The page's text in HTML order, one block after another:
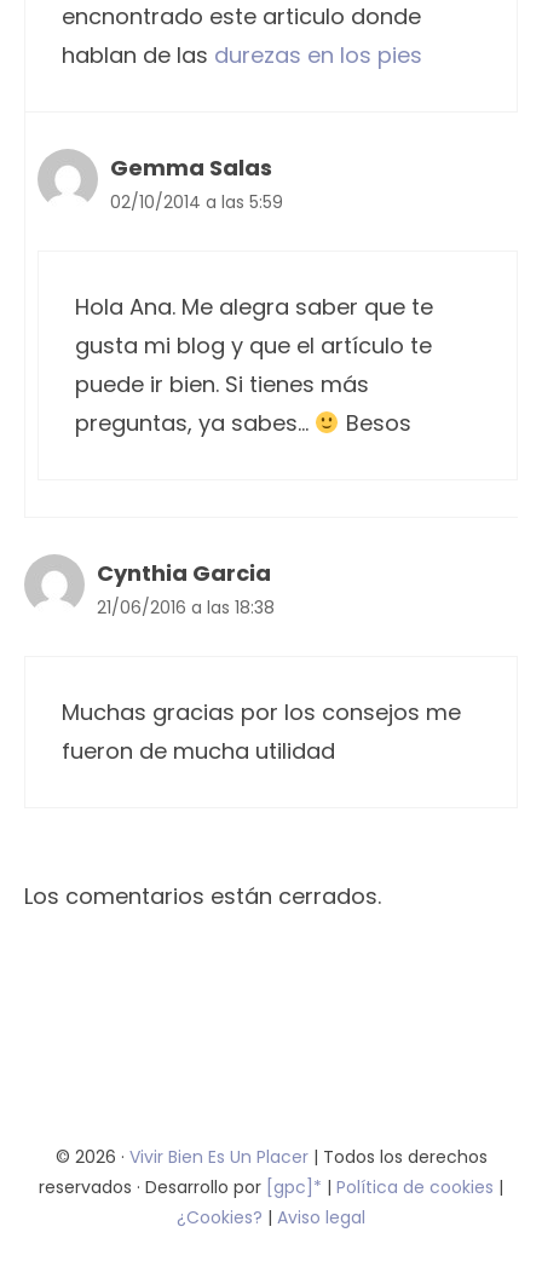
encnontrado este articulo donde
hablan de las durezas en los pies
Gemma Salas
02/10/2014 a las 5:59
Hola Ana. Me alegra saber que te
gusta mi blog y que el artículo te
puede ir bien. Si tienes más
preguntas, ya sabes…
Besos
Cynthia Garcia
21/06/2016 a las 18:38
Muchas gracias por los consejos me
fueron de mucha utilidad
Los comentarios están cerrados.
© 2026 · Vivir Bien Es Un Placer | Todos los derechos
reservados · Desarrollo por [gpc]* | Política de cookies |
¿Cookies? | Aviso legal